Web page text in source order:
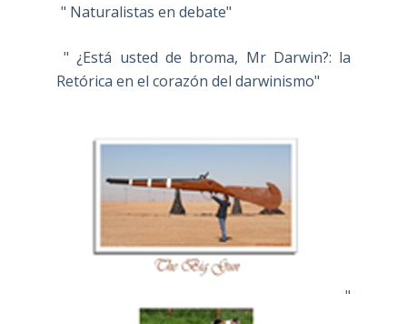
" Naturalistas en debate"
" ¿Está usted de broma, Mr Darwin?: la
Retórica en el corazón del darwinismo"
"